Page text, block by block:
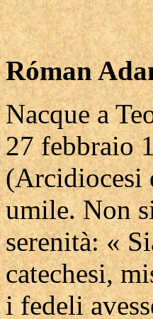
Róman
Nacque a
27 febbraio
(Arcidiocesi
umile. Non
serenità: «
catechesi,
i fedeli